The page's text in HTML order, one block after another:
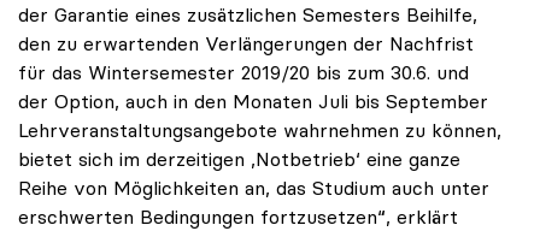
der Garantie eines zusätzlichen Semesters Beihilfe,
den zu erwartenden Verlängerungen der Nachfrist
für das Wintersemester 2019/20 bis zum 30.6. und
der Option, auch in den Monaten Juli bis September
Lehrveranstaltungsangebote wahrnehmen zu können,
bietet sich im derzeitigen ,Notbetrieb‘ eine ganze
Reihe von Möglichkeiten an, das Studium auch unter
erschwerten Bedingungen fortzusetzen“, erklärt